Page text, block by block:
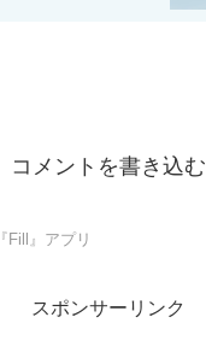
コメントを書き込む
『Fill』アプリ
スポンサーリンク